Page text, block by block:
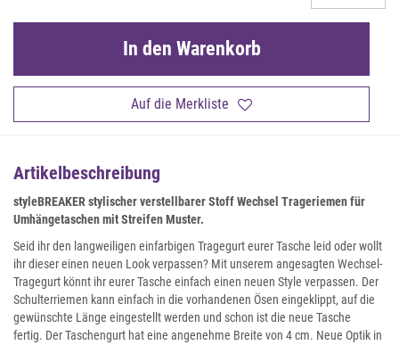
Auf die Merkliste
In den Warenkorb
Artikelbeschreibung
styleBREAKER stylischer verstellbarer Stoff Wechsel Trageriemen für
Umhängetaschen mit Streifen Muster.
Seid ihr den langweiligen einfarbigen Tragegurt eurer Tasche leid oder wollt
ihr dieser einen neuen Look verpassen? Mit unserem angesagten Wechsel-
Tragegurt könnt ihr eurer Tasche einfach einen neuen Style verpassen. Der
Schulterriemen kann einfach in die vorhandenen Ösen eingeklippt, auf die
gewünschte Länge eingestellt werden und schon ist die neue Tasche
fertig. Der Taschengurt hat eine angenehme Breite von 4 cm. Neue Optik in